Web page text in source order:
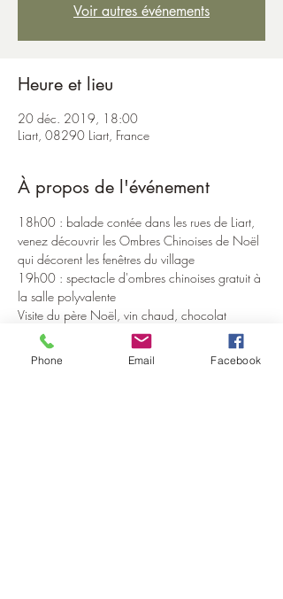
Voir autres événements
Heure et lieu
20 déc. 2019, 18:00
Liart, 08290 Liart, France
À propos de l'événement
18h00 : balade contée dans les rues de Liart,
venez découvrir les Ombres Chinoises de Noël
qui décorent les fenêtres du village
19h00 : spectacle d'ombres chinoises gratuit à
la salle polyvalente
Visite du père Noël, vin chaud, chocolat
chaud ...
Phone Email Facebook